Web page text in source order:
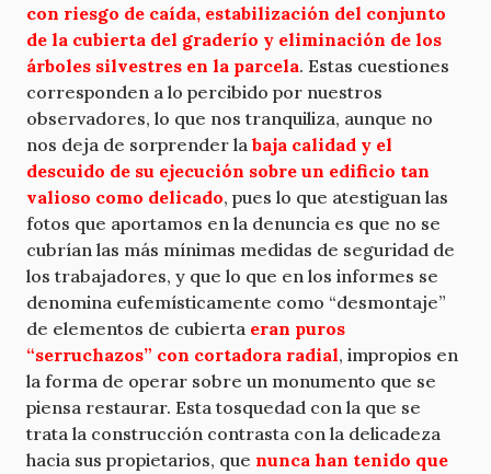
con riesgo de caída, estabilización del conjunto
de la cubierta del graderío y eliminación de los
árboles silvestres en la parcela. Estas cuestiones
corresponden a lo percibido por nuestros
observadores, lo que nos tranquiliza, aunque no
nos deja de sorprender la baja calidad y el
descuido de su ejecución sobre un edificio tan
valioso como delicado, pues lo que atestiguan las
fotos que aportamos en la denuncia es que no se
cubrían las más mínimas medidas de seguridad de
los trabajadores, y que lo que en los informes se
denomina eufemísticamente como “desmontaje”
de elementos de cubierta eran puros
“serruchazos” con cortadora radial, impropios en
la forma de operar sobre un monumento que se
piensa restaurar. Esta tosquedad con la que se
trata la construcción contrasta con la delicadeza
hacia sus propietarios, que nunca han tenido que